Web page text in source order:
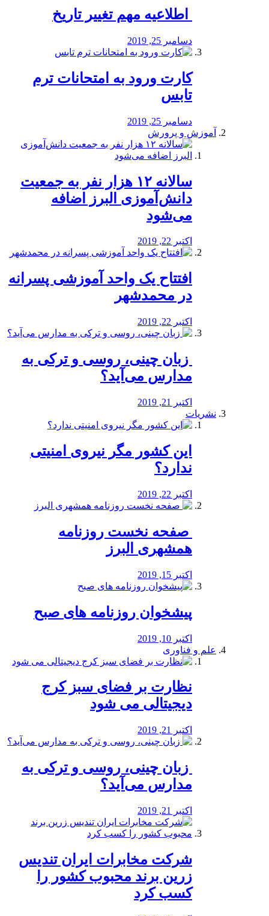
️ اطلاعیه مهم تغییر تاریخ
دسامبر 25, 2019
کارت ورود به امتحانات ترم
تابس
دسامبر 25, 2019
آموزش و پرورش
️سالانه ۱۲ هزار نفر به جمعیت
دانش‌آموزی البرز اضافه
می‌شود
اکتبر 22, 2019
افتتاح یک واحد آموزشی پسرانه
در محمدشهر
اکتبر 22, 2019
️ زبان چینی، روسی و ترکی به
مدارس می‌آید؟
اکتبر 21, 2019
نشریات
این کشور مگر نیروی امنیتی
ندارد؟
اکتبر 22, 2019
️ صفحه نخست روزنامه‌
همشهری البرز
اکتبر 15, 2019
پیشخوان روزنامه های صبح
اکتبر 10, 2019
علم و فناوری
نظارت بر فضای سبز کرج
دیجیتالی می شود
اکتبر 21, 2019
️ زبان چینی، روسی و ترکی به
مدارس می‌آید؟
اکتبر 21, 2019
شرکت مخابرات ایران تندیس
زرین برند محبوب کشور را
کسب کرد